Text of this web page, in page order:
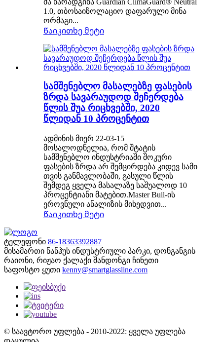
1.0, თბოსაიზოლაციო დაფარული მინა
ორმაგი...
Წაიკითხე მეტი
სამშენებლო მასალებზე ფასების
ზრდა სავარაუდოდ შეჩერდება
წლის შუა რიცხვებში, 2020
წლიდან 10 პროცენტით
ადმინის მიერ 22-03-15
მოსალოდნელია, რომ შტატის
სამშენებლო ინდუსტრიაში შოკური
ფასების ზრდა არ შემცირდება კიდევ სამი
თვის განმავლობაში, გასული წლის
შემდეგ ყველა მასალაზე საშუალოდ 10
პროცენტიანი მატებით.Master Buil-ის
ეროვნული ანალიზის მიხედვით...
Წაიკითხე მეტი
ტელეფონი 86-18363392887
მისამართი ნანჰუს ინდუსტრიული პარკი, დონგანგის
რაიონი, რიჟაო ქალაქი შანდონგი ჩინეთი
საფოსტო ყუთი kenny@smartglassline.com
© საავტორო უფლება - 2010-2022: ყველა უფლება